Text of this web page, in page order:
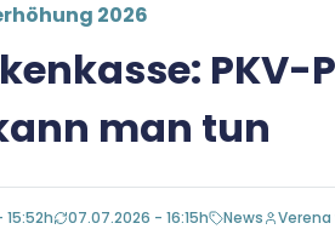
2026
PKV-
man tun
15:52h 07.07.2026 - 16:15h News